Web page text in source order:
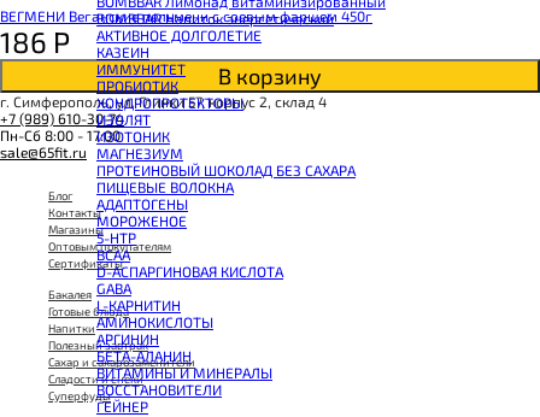
BOMBBAR Напиток энергетический
АКТИВНОЕ ДОЛГОЛЕТИЕ
КАЗЕИН
ИММУНИТЕТ
ПРОБИОТИК
ХОНДРОПРОТЕКТОРЫ
ИЗОЛЯТ
ИЗОТОНИК
МАГНЕЗИУМ
ПРОТЕИНОВЫЙ ШОКОЛАД БЕЗ САХАРА
ПИЩЕВЫЕ ВОЛОКНА
АДАПТОГЕНЫ
МОРОЖЕНОЕ
5-HTP
BCAA
D-АСПАРГИНОВАЯ КИСЛОТА
GABA
L-КАРНИТИН
АМИНОКИСЛОТЫ
АРГИНИН
БЕТА-АЛАНИН
ВИТАМИНЫ И МИНЕРАЛЫ
ВОССТАНОВИТЕЛИ
ГЕЙНЕР
ВЕГМЕНИ Веганские пельмени с соевым фаршем 450г
186 Р
В корзину
г. Симферополь, ул. Глинки 57, корпус 2, склад 4
+7 (989) 610-30-74
Пн-Сб 8:00 - 17:00
sale@65fit.ru
Блог
Контакты
Магазины
Оптовым покупателям
Сертификаты
Бакалея
Готовые блюда
Напитки
Полезный завтрак
Сахар и сахарозаменители
Сладости и снеки
Суперфуды